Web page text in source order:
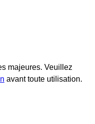
majeures. Veuillez
avant toute utilisation.